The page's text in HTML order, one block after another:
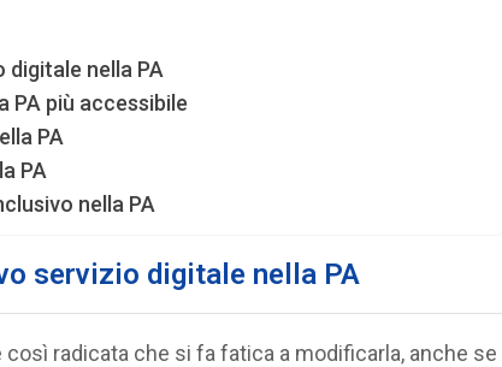
nella PA
PA più accessibile
PA
PA
nella PA
servizio digitale nella PA
radicata che si fa fatica a modificarla, anche se